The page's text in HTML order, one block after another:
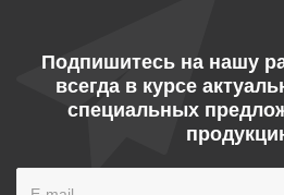
Подпишитесь на нашу
всегда в курсе
специальных